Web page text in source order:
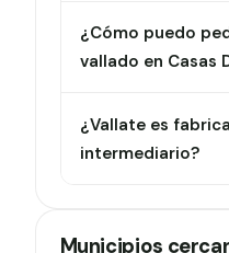
¿Cómo puedo
vallado en Casas
¿Vallate es
intermediario?
Municipios